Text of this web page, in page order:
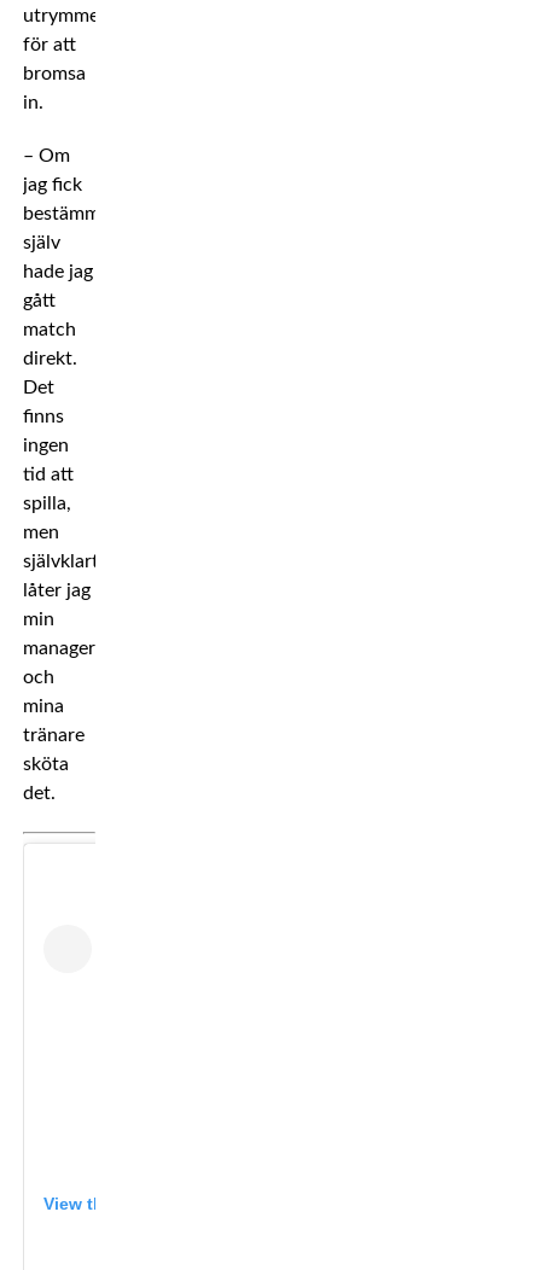
utrymme
för att
bromsa
in.
– Om
jag fick
bestämma
själv
hade jag
gått
match
direkt.
Det
finns
ingen
tid att
spilla,
men
självklart
låter jag
min
manager
och
mina
tränare
sköta
det.
View this post on Instagram